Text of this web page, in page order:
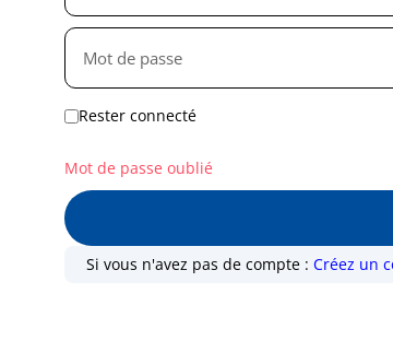
Rester connecté
Mot de passe oublié
Si vous n'avez pas de compte :Créez un